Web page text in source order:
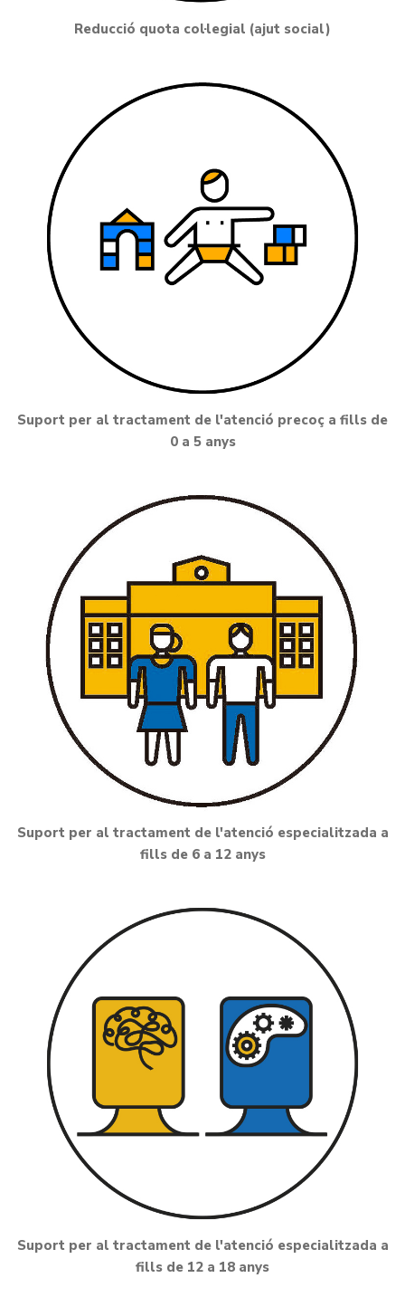
Reducció quota col·legial (ajut social)
Suport per al tractament de l'atenció precoç a fills de
0 a 5 anys
Suport per al tractament de l'atenció especialitzada a
fills de 6 a 12 anys
Suport per al tractament de l'atenció especialitzada a
fills de 12 a 18 anys